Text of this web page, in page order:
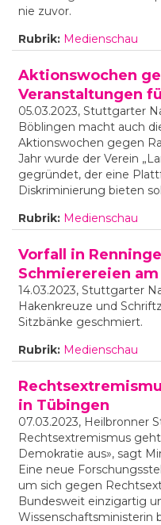
nie zuvor.
Rubrik: Medienschau
Aktionswochen
Veranstaltungen
05.03.2023, Stuttgarter
Böblingen macht auch
Aktionswochen gegen
Jahr wurde der Verein
gegründet, der eine
Diskriminierung bieten
Rubrik: Medienschau
Vorfall in
Schmierereien
14.03.2023, Stuttgarter
Hakenkreuze und
Sitzbänke geschmiert.
Rubrik: Medienschau
in Tübingen
07.03.2023, Heilbronner
Rechtsextremismus
Demokratie aus», sagt
Eine neue
um sich gegen
Bundesweit einzigartig
Wissenschaftsministerin